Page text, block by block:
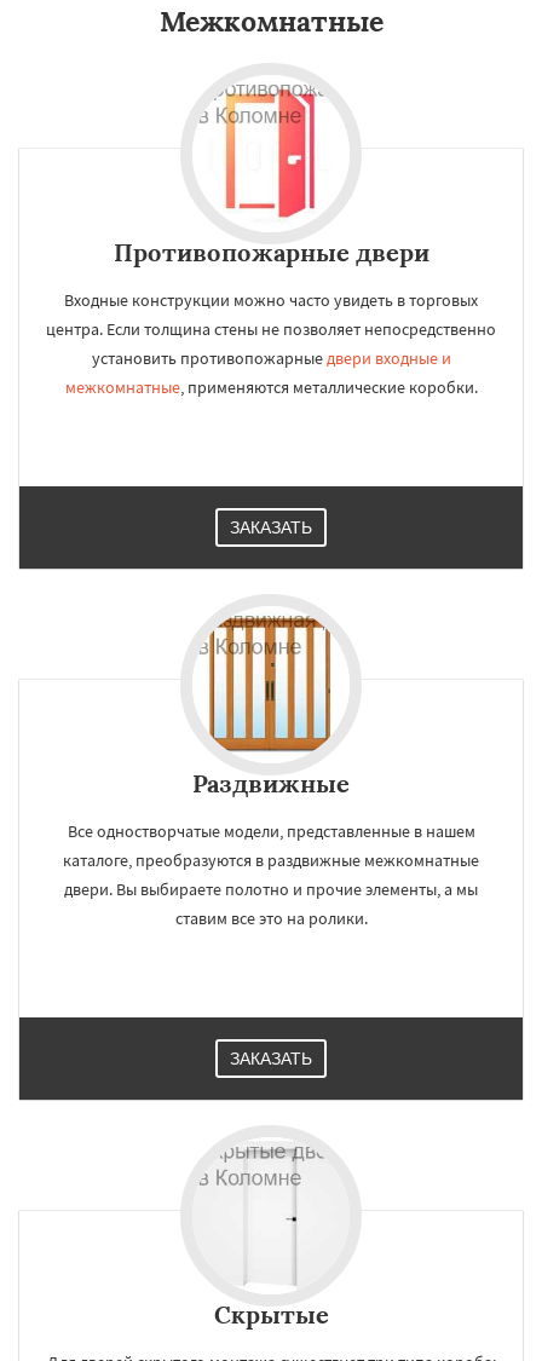
Межкомнатные
Противопожарные двери
Входные конструкции можно часто увидеть в торговых
центра. Если толщина стены не позволяет непосредственно
установить противопожарныедвери входные и
межкомнатные, применяются металлические коробки.
ЗАКАЗАТЬ
Раздвижные
Все одностворчатые модели, представленные в нашем
каталоге, преобразуются в раздвижные межкомнатные
двери. Вы выбираете полотно и прочие элементы, а мы
ставим все это на ролики.
ЗАКАЗАТЬ
Скрытые